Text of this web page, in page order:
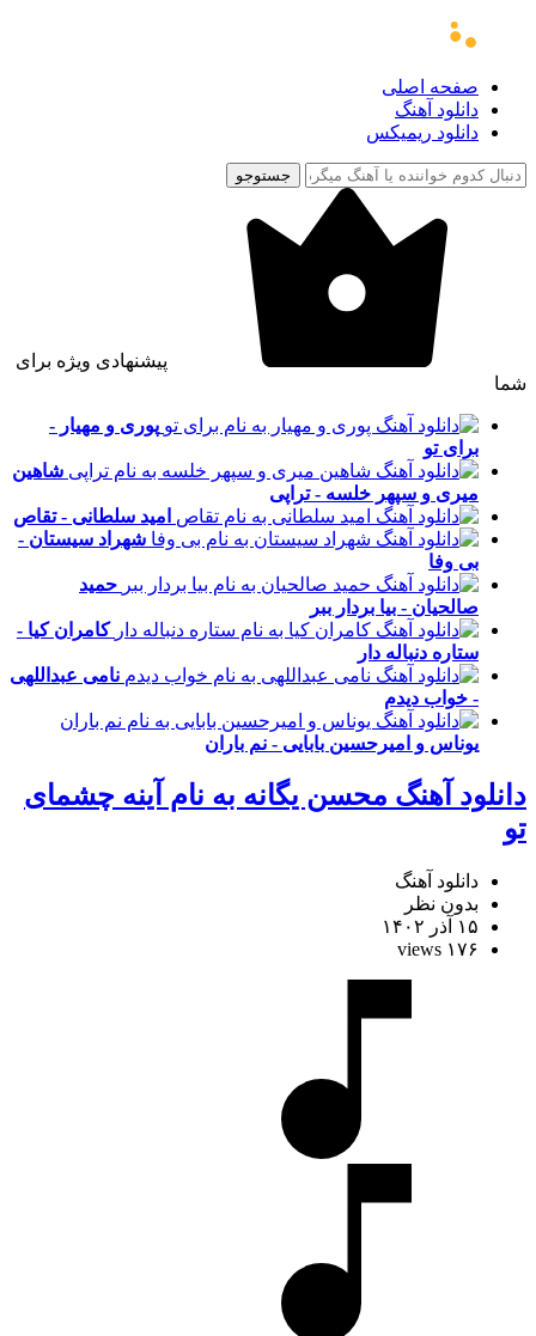
صفحه اصلی
دانلود آهنگ
دانلود ریمیکس
جستوجو
پیشنهادی ویژه برای
شما
پوری و مهیار -
برای تو
شاهین
میری و سپهر خلسه - تراپی
امید سلطانی - تقاص
شهراد سیستان -
بی وفا
حمید
صالحیان - بیا بردار ببر
کامران کیا -
ستاره دنباله دار
نامی عبداللهی
- خواب دیدم
یوناس و امیرحسین بابایی - نم باران
دانلود آهنگ محسن یگانه به نام آینه چشمای
تو
دانلود آهنگ
بدون نظر
۱۵ آذر ۱۴۰۲
۱۷۶ views